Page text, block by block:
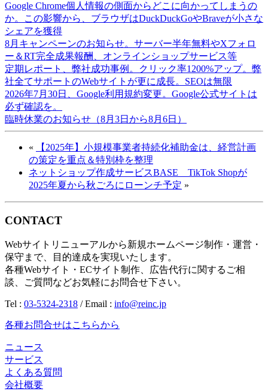
Google Chrome個人情報の側面からどこに向かってしまうの
か。この影響から、ブラウザはDuckDuckGoやBraveが小さな
シェアを獲得
8月キャンペーンのお知らせ。サーバー半年無料やXフォロ
ー＆RT完全成果報酬、オンラインショップサービス等
定期レポート、弊社成功事例。クリック率1200%アップ。弊
社全てサポートのWebサイトが更に成長。SEOは無限
2026年7月30日、Google利用規約変更。Google公式サイトは
必ず確認を。
臨時休業のお知らせ（8月3日から8月6日）
«
【2025年】小規模事業者持続化補助金は、経営計画
の策定を重点＆特別枠を整理
ネットショップ作成サービスBASE TikTok Shopが
2025年夏から秋ごろにローンチ予定 »
CONTACT
Webサイトリニューアルから新規ホームページ制作・運営・
保守まで、目的達成を実現いたします。
各種Webサイト・ECサイト制作、広告代行に関するご相
談、ご質問などお気軽にお問合せ下さい。
Tel : 03-5324-2318 / Email : info@reinc.jp
各種お問合せはこちらから
ニュース
サービス
よくある質問
会社概要